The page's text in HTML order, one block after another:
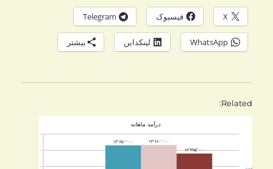
X فیسبوک Telegram
WhatsApp لینکداین بیشتر
Related